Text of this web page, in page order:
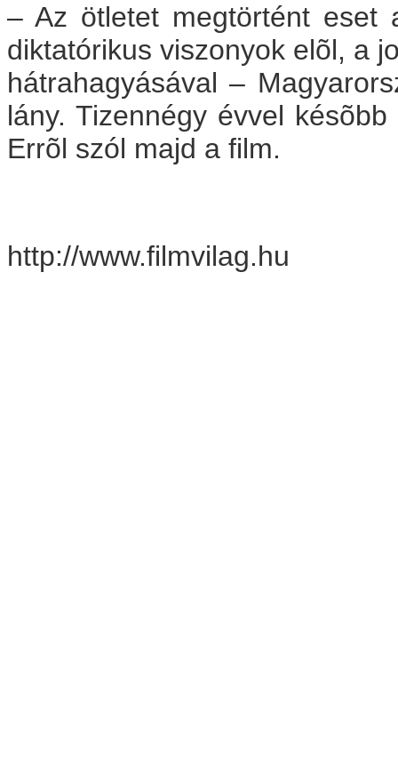
– Az ötletet megtörtént eset
diktatórikus viszonyok elõl, a
hátrahagyásával –
lány. Tizennégy évvel
Errõl szól majd a film.
http://www.filmvilag.hu